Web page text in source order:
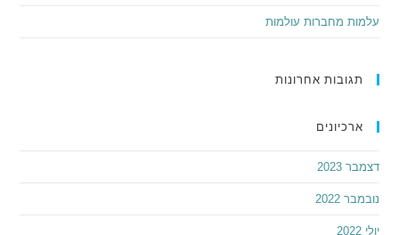
עלמות מחברות עולמות
תגובות אחרונות
ארכיונים
דצמבר 2023
נובמבר 2022
יולי 2022